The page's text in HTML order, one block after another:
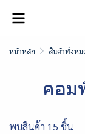
หน้าหลัก สินค้าทั้งหม
คอม
พบสินค้า 15 ชิ้น